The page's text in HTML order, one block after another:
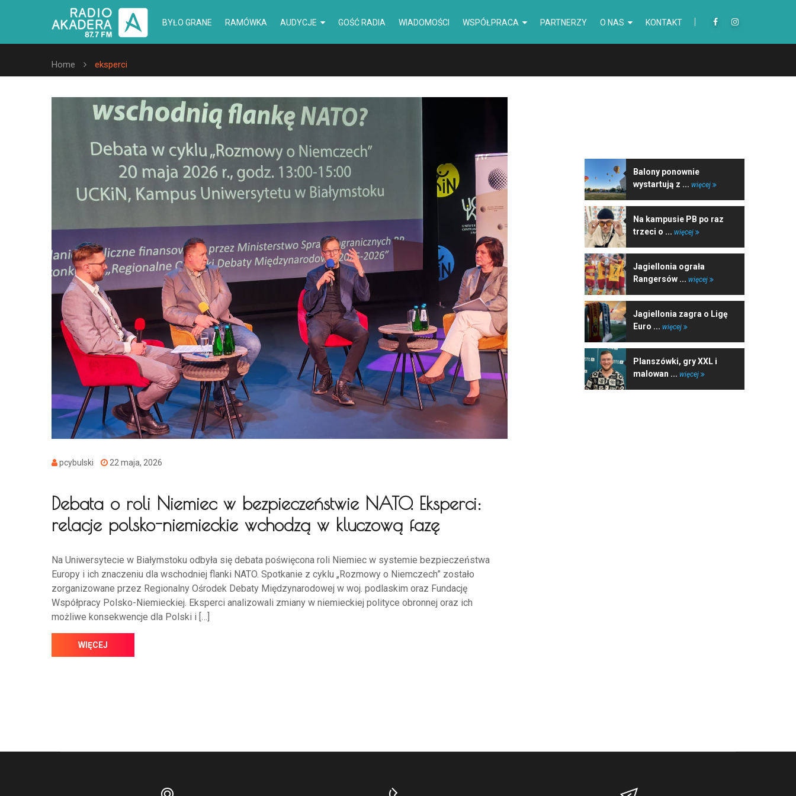
BYŁO GRANE RAMÓWKA AUDYCJE GOŚĆ RADIA WIADOMOŚCI WSPÓŁPRACA PARTNERZY O NAS KONTAKT
Home eksperci
pcybulski 22 maja, 2026
Debata o roli Niemiec w bezpieczeństwie NATO. Eksperci:
relacje polsko-niemieckie wchodzą w kluczową fazę
Na Uniwersytecie w Białymstoku odbyła się debata poświęcona roli Niemiec w systemie bezpieczeństwa
Europy i ich znaczeniu dla wschodniej flanki NATO. Spotkanie z cyklu „Rozmowy o Niemczech” zostało
zorganizowane przez Regionalny Ośrodek Debaty Międzynarodowej w woj. podlaskim oraz Fundację
Współpracy Polsko-Niemieckiej. Eksperci analizowali zmiany w niemieckiej polityce obronnej oraz ich
możliwe konsekwencje dla Polski i […]
WIĘCEJ
Balony ponownie
wystartują z ... więcej
Na kampusie PB po raz
trzeci o ... więcej
Jagiellonia ograła
Rangersów ... więcej
Jagiellonia zagra o Ligę
Euro ... więcej
Planszówki, gry XXL i
malowan ... więcej